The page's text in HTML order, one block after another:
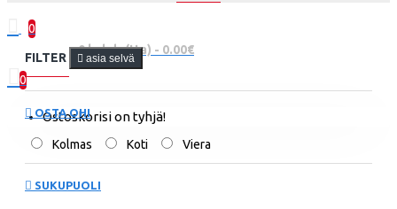
0
0 kohde(tta) - 0.00€
0
Ostoskorisi on tyhjä!
FILTER asia selvä
OSTA OHI
Kolmas Koti Viera
SUKUPUOLI